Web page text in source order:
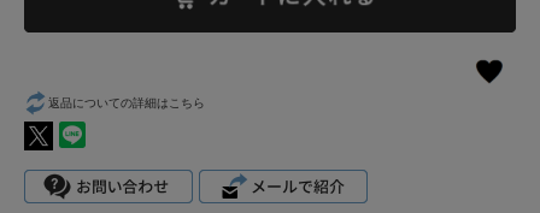
返品についての詳細はこちら